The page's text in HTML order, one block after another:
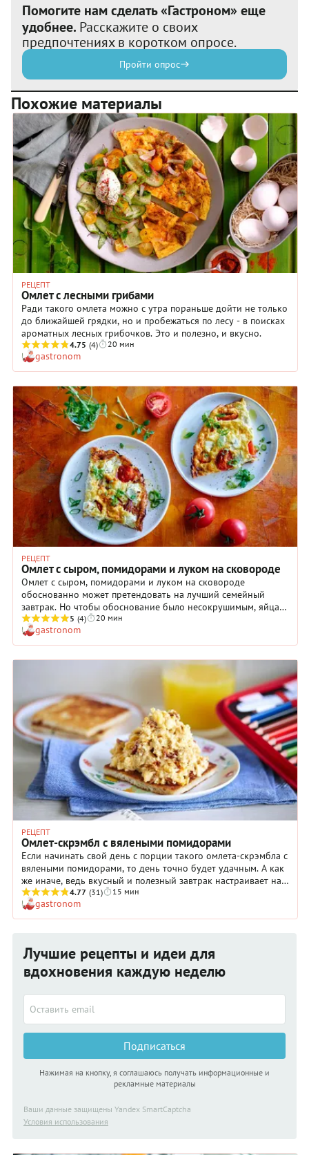
Помогите нам сделать «Гастроном» еще
удобнее. Расскажите о своих
предпочтениях в коротком опросе.
Пройти опрос
Похожие материалы
РЕЦЕПТ
Омлет с лесными грибами
Ради такого омлета можно с утра пораньше дойти не только
до ближайшей грядки, но и пробежаться по лесу - в поисках
ароматных лесных грибочков. Это и полезно, и вкусно.
4.75 (4) 20 мин
gastronom
РЕЦЕПТ
Омлет с сыром, помидорами и луком на сковороде
Омлет с сыром, помидорами и луком на сковороде
обоснованно может претендовать на лучший семейный
завтрак. Но чтобы обоснование было несокрушимым, яйца
для омлета должны быть крупными и свежими, помидоры –
мясистыми и сладкими, лук тоже не какой попало, а красный
ялтинский, сочный и сладкий. И наконец, в качестве сыра мы
возьмем брынзу, которая застынет в яичной массе мягкими
кусочками с солоновато-сливочным вкусом. В общем, это
праздник какой-то получится, особенно если четко
придерживаться нашего рецепта.
5 (4) 20 мин
gastronom
РЕЦЕПТ
Омлет-скрэмбл с вялеными помидорами
Если начинать свой день с порции такого омлета-скрэмбла с
вялеными помидорами, то день точно будет удачным. А как
же иначе, ведь вкусный и полезный завтрак настраивает нас
на положительные эмоции с самого утра.
4.77 (31) 15 мин
gastronom
Лучшие рецепты и идеи для
вдохновения каждую неделю
Подписаться
Нажимая на кнопку, я соглашаюсь получать информационные и
рекламные материалы
Ваши данные защищены Yandex SmartCaptcha
Условия использования